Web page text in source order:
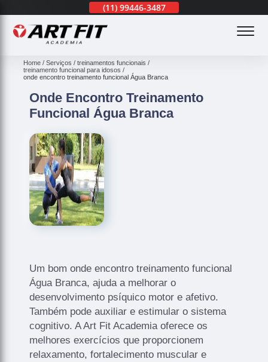
(11)99446-3487
Home Serviços
treinamentos funcionais
treinamento funcional para idosos
onde encontro treinamento funcional Água Branca
Onde Encontro Treinamento
Funcional Água Branca
Um bom onde encontro treinamento funcional
Água Branca, ajuda a melhorar o
desenvolvimento psíquico motor e afetivo.
Também pode auxiliar e estimular o sistema
cognitivo. A Art Fit Academia oferece os
melhores exercícios que proporcionem
relaxamento, fortalecimento muscular e